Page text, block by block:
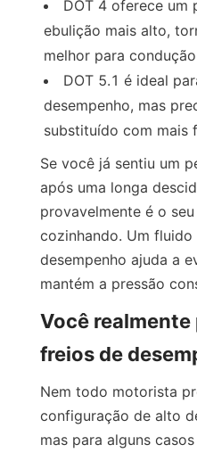
DOT 4 oferece um
ebulição mais alto,
melhor para
DOT 5.1 é ideal
desempenho, mas
substituído com mais
Se você já sentiu um
após uma longa
provavelmente é o
cozinhando. Um fluido
desempenho ajuda a
mantém a pressão
Você realmente
freios de
Nem todo motorista
configuração de alto
mas para alguns